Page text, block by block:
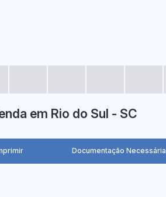
em Rio do Sul - SC
Documentação Necessária